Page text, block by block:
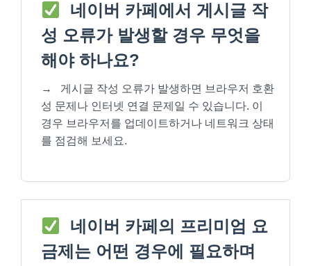
네이버 카페에서 게시글 작
성 오류가 발생할 경우 무엇을
해야 하나요?
→
게시글 작성 오류가 발생하면 브라우저 호환
성 문제나 인터넷 연결 문제일 수 있습니다. 이
경우 브라우저를 업데이트하거나 네트워크 상태
를 점검해 보세요.
네이버 카페의 프리미엄 요
금제는 어떤 경우에 필요하며